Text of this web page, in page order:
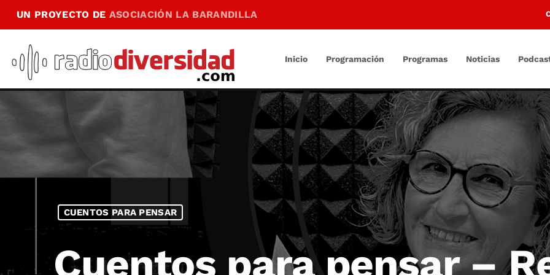
UN PROYECTO DE ASOCIACIÓN LA BARANDILLA
Inicio Programación Programas Noticias
CUENTOS PARA PENSAR
Cuentos para pensar –